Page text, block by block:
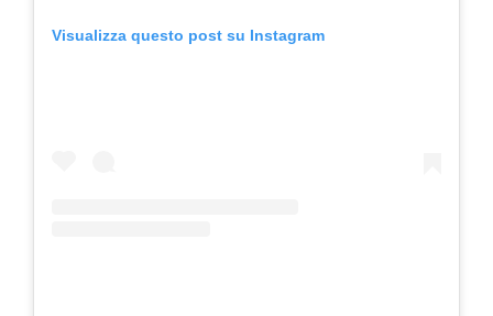
Visualizza questo post su Instagram